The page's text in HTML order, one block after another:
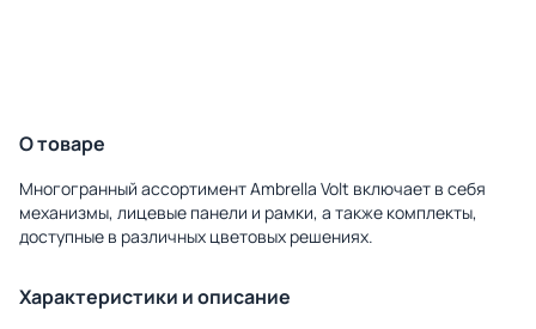
О товаре
Многогранный ассортимент Ambrella Volt включает в себя
механизмы, лицевые панели и рамки, а также комплекты,
доступные в различных цветовых решениях.
Характеристики и описание